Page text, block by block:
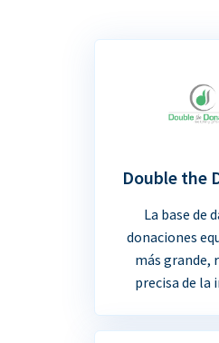
Double the
La base de
donaciones
más grande,
precisa de la